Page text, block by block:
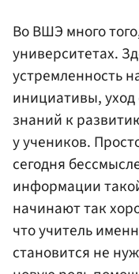
Во ВШЭ много
университетах.
устремленность
инициативы,
знаний к
у учеников.
сегодня
информации
начинают так
что учитель
становится не